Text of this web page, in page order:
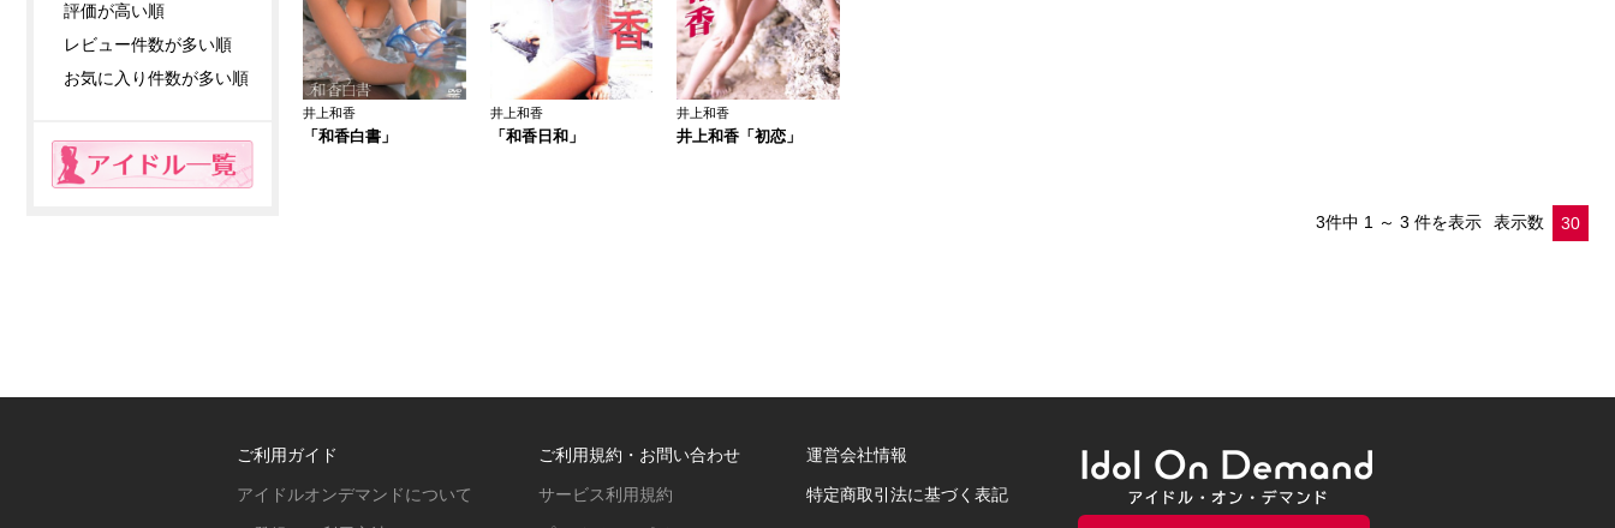
評価が高い順
レビュー件数が多い順
お気に入り件数が多い順
井上和香
「和香白書」
井上和香
「和香日和」
井上和香
井上和香「初恋」
3件中 1 ～ 3 件を表示 表示数 30
ご利用ガイド
アイドルオンデマンドについて
ご利用規約・お問い合わせ
サービス利用規約
運営会社情報
特定商取引法に基づく表記